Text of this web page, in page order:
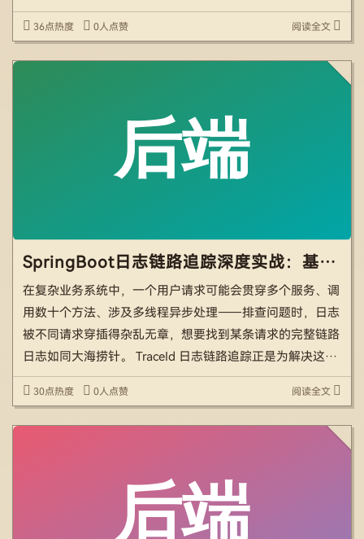
问题 Spring 启动流程： 系统属性初始化 → Enviro […]
36点热度 0人点赞 阅读全文
SpringBoot日志链路追踪深度实战：基于 TraceId 打通全链路日志
在复杂业务系统中，一个用户请求可能会贯穿多个服务、调
用数十个方法、涉及多线程异步处理——排查问题时，日志
被不同请求穿插得杂乱无章，想要找到某条请求的完整链路
日志如同大海捞针。 TraceId 日志链路追踪正是为解决这个
痛点而生：通过为每一次请求分配唯一的 TraceId，将该请
求在全链路中的所有日志串联起来，让排查问题 […]
30点热度 0人点赞 阅读全文